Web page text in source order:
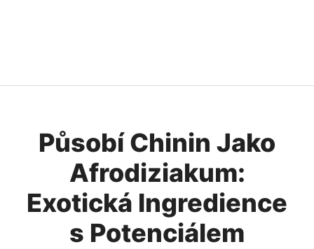
Působí Chinin Jako
Afrodiziakum:
Exotická Ingredience
s Potenciálem